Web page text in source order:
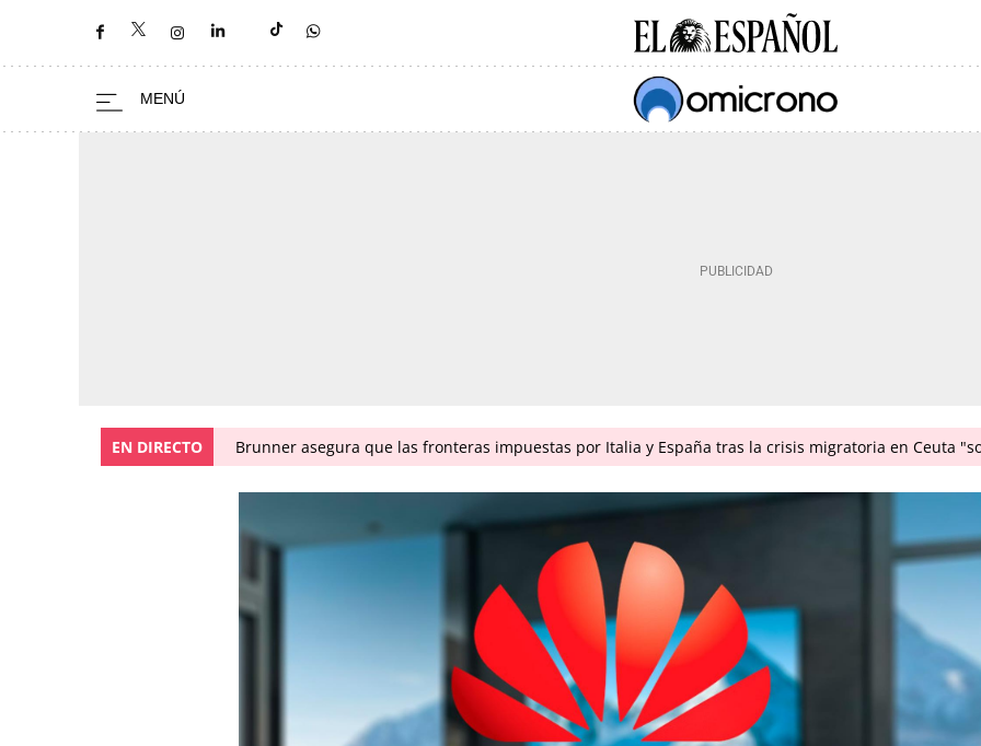
EN DIRECTO Brunner asegura que las fronteras impuestas por Italia y España tras la crisis migratoria en Ceuta